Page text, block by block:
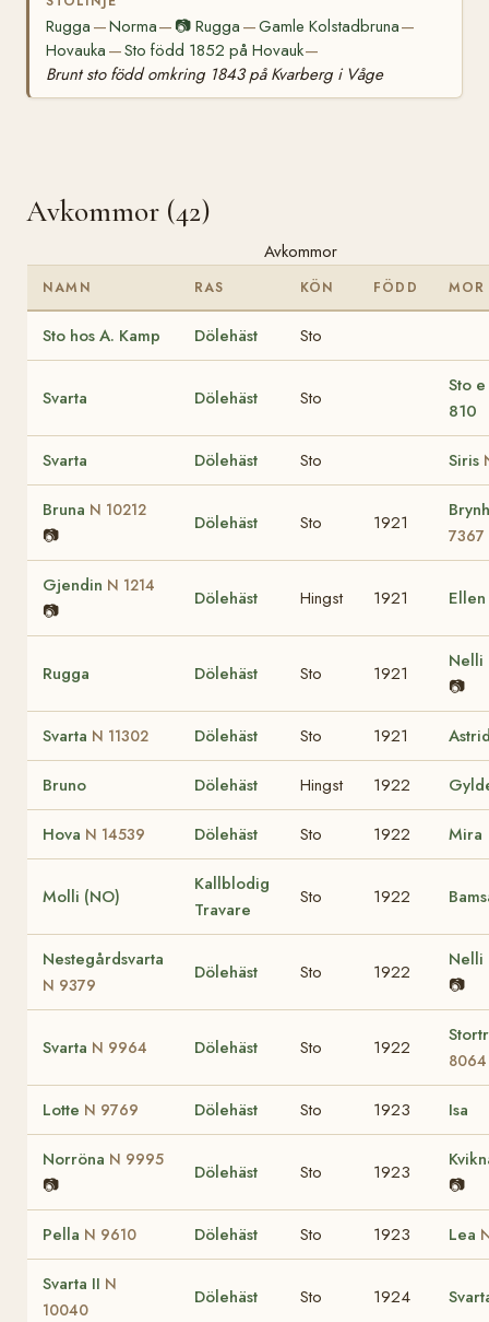
Rugga —Norma— 📷Rugga —Gamle Kolstadbruna—
Hovauka —Sto född 1852 på Hovauk—
Brunt sto född omkring 1843 på Kvarberg i Våge
Avkommor (42)
Avkommor
NAMN RAS KÖN FÖDD MOR
Sto hos A. Kamp Dölehäst Sto
Svarta Dölehäst Sto
Sto
810
Svarta Dölehäst Sto Siris
Bruna N 10212
📷
Dölehäst Sto 1921
7367
Gjendin N 1214
📷
Dölehäst Hingst 1921 Ellen
Rugga Dölehäst Sto 1921
Nelli
📷
Svarta N 11302 Dölehäst Sto 1921
Bruno Dölehäst Hingst 1922
Hova N 14539 Dölehäst Sto 1922 Mira
Molli (NO)
Kallblodig
Travare
Sto 1922
Nestegårdsvarta
N 9379
Dölehäst Sto 1922
Nelli
📷
Svarta N 9964 Dölehäst Sto 1922
8064
Lotte N 9769 Dölehäst Sto 1923 Isa
Norröna N 9995
📷
Dölehäst Sto 1923
📷
Pella N 9610 Dölehäst Sto 1923 Lea
Svarta II N
10040
Dölehäst Sto 1924